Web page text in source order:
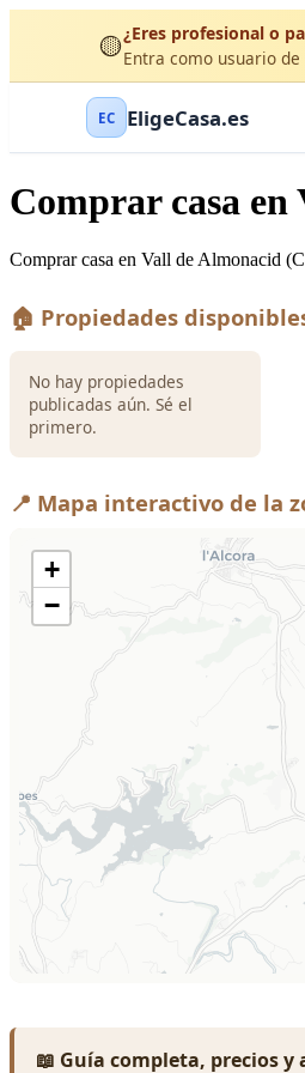
🟡¿Eres profesional o
Entra como usuario
EC EligeCasa.es
Comprar casa
Comprar casa en Vall de Almonacid
🏠 Propiedades
No hay propiedades
publicadas aún. Sé el
primero.
📍 Mapa interactivo de la
📖 Guía completa, precios